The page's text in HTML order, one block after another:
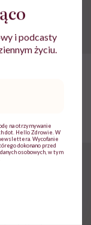
wiedziałam o
wszystko.
i podcasty
życiu.
na otrzymywanie
dot. Hello Zdrowie. W
Wycofanie
dokonano przed
osobowych, w tym